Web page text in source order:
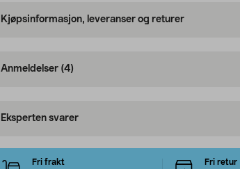
Kjøpsinformasjon, leveranser og returer
Anmeldelser (4)
Eksperten svarer
Fri frakt
Fri retur